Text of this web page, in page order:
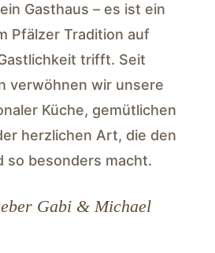
Gasthaus – es ist ein
Pfälzer Tradition auf
trifft. Seit
verwöhnen wir unsere
Küche, gemütlichen
herzlichen Art, die den
so besonders macht.
Gabi & Michael